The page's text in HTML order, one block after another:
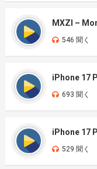
MXZI –
546 聞く
iPhone 17
693 聞く
iPhone 17
529 聞く